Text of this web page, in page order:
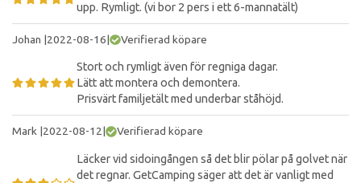
upp. Rymligt. (vi bor 2 pers i ett 6-mannatält)
Johan |2022-08-16| Verifierad köpare
Stort och rymligt även för regniga dagar.
Lätt att montera och demontera.
Prisvärt familjetält med underbar ståhöjd.
Mark |2022-08-12| Verifierad köpare
Läcker vid sidoingången så det blir pölar på golvet när
det regnar. GetCamping säger att det är vanligt med